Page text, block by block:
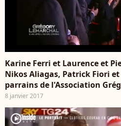
Karine Ferri et Laurence et
Nikos Aliagas, Patrick Fiori
parrains de l'Association
la soirée hommage "Dix ans
continue" le 7 janvier 2017
TF1.
8 janvier 2017
player2